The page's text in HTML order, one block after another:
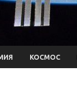
КОСМОС